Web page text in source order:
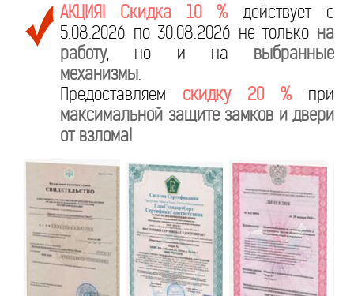
АКЦИЯ! Скидка 10 % действует с
5.08.2026 по 30.08.2026 не только на
работу, но и на выбранные
механизмы.
Предоставляем скидку 20 % при
максимальной защите замков и двери
от взлома!